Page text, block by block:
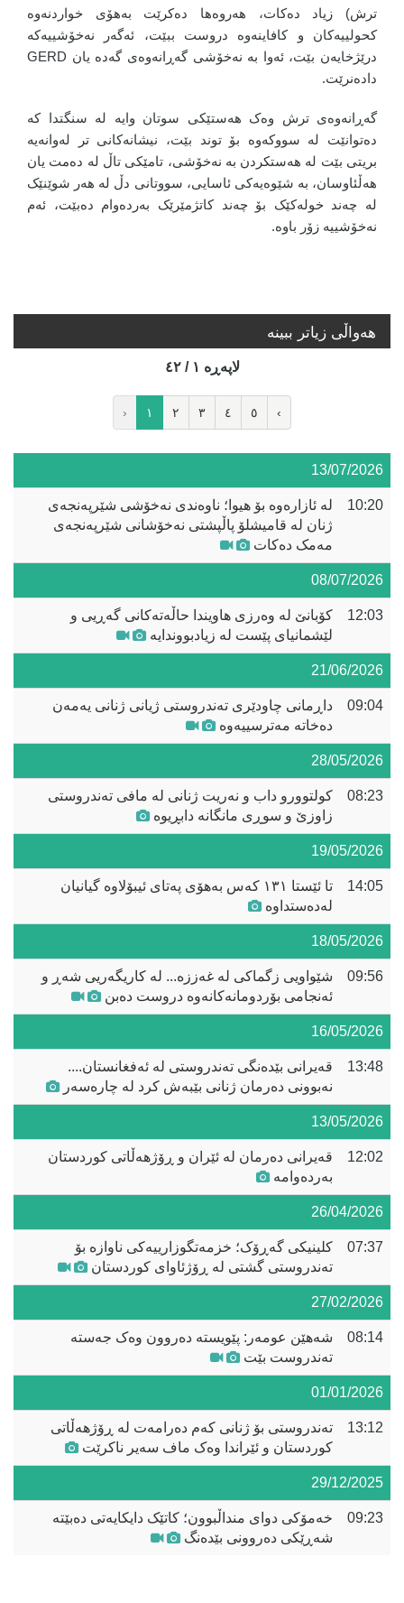
ترش) زیاد دەکات، هەروەها دەکرێت بەهۆی خواردنەوە
کحولییەکان و کافاینەوە دروست ببێت، ئەگەر نەخۆشییەکە
درێژخایەن بێت، ئەوا بە نەخۆشی گەڕانەوەی گەدە یان GERD
دادەنرێت.
گەڕانەوەی ترش وەک هەستێکی سوتان وایە لە سنگتدا کە
دەتوانێت لە سووکەوە بۆ توند بێت، نیشانەکانی تر لەوانەیە
بریتی بێت لە هەستکردن بە نەخۆشی، تامێکی تاڵ لە دەمت یان
هەڵئاوسان، بە شێوەیەکی ئاسایی، سووتانی دڵ لە هەر شوێنێک
لە چەند خولەکێک بۆ چەند کاتژمێرێک بەردەوام دەبێت، ئەم
نەخۆشییە زۆر باوە.
هه‌واڵی زیاتر ببینە
لاپه‌ڕه‌ ١ / ٤٢
‹ ١ ٢ ٣ ٤ ٥ ›
13/07/2026
10:20
لە ئازارەوە بۆ هیوا؛ ناوەندی نەخۆشی شێرپەنجەی
ژنان لە قامیشلۆ پاڵپشتی نەخۆشانی شێرپەنجەی
مەمک دەکات
08/07/2026
12:03
کۆبانێ لە وەرزی هاویندا حاڵەتەکانی گەڕیی و
لێشمانیای پێست لە زیادبووندایە
21/06/2026
09:04
داڕمانی چاودێری تەندروستی ژیانی ژنانی یەمەن
دەخاتە مەترسییەوە
28/05/2026
08:23
کولتوورو داب و نەریت ژنانی لە مافی تەندروستی
زاوزێ و سوڕی مانگانە دابڕیوە
19/05/2026
14:05
تا ئێستا ١٣١ کەس بەهۆی پەتای ئيبۆلاوە گیانیان
لەدەستداوە
18/05/2026
09:56
شێواویی زگماکی لە غەززە... لە کاریگەریی شەڕ و
ئەنجامی بۆردومانەکانەوە دروست دەبن
16/05/2026
13:48
قەیرانی بێدەنگی تەندروستی لە ئەفغانستان....
نەبوونی دەرمان ژنانی بێبەش کرد لە چارەسەر
13/05/2026
12:02
قەیرانی دەرمان لە ئێران و ڕۆژهەڵاتی کوردستان
بەردەوامە
26/04/2026
07:37
کلینیکی گەڕۆک؛ خزمەتگوزارییەکی ناوازە بۆ
تەندروستی گشتی لە ڕۆژئاوای کوردستان
27/02/2026
08:14
شەهێن عومەر: پێویستە دەروون وەک جەستە
تەندروست بێت
01/01/2026
13:12
تەندروستی بۆ ژنانی کەم دەرامەت لە ڕۆژهەڵاتی
کوردستان و ئێراندا وەک ماف سەیر ناکرێت
29/12/2025
09:23
خەمۆکی دوای منداڵبوون؛ کاتێک دایکایەتی دەبێتە
شەڕێکی دەروونی بێدەنگ